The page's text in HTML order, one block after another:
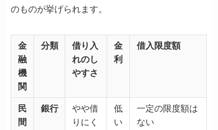
のものが挙げられます。
金
融
機
関
分類
借り入
れのし
やすさ
金
利
借入限度額
民
間
銀行
やや借
りにく
低
い
一定の限度額は
ない